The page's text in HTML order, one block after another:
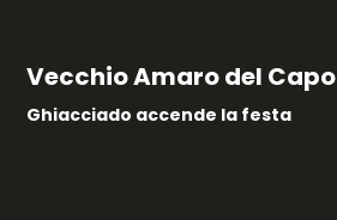
Vecchio Amaro del Capo
Ghiacciado accende la festa